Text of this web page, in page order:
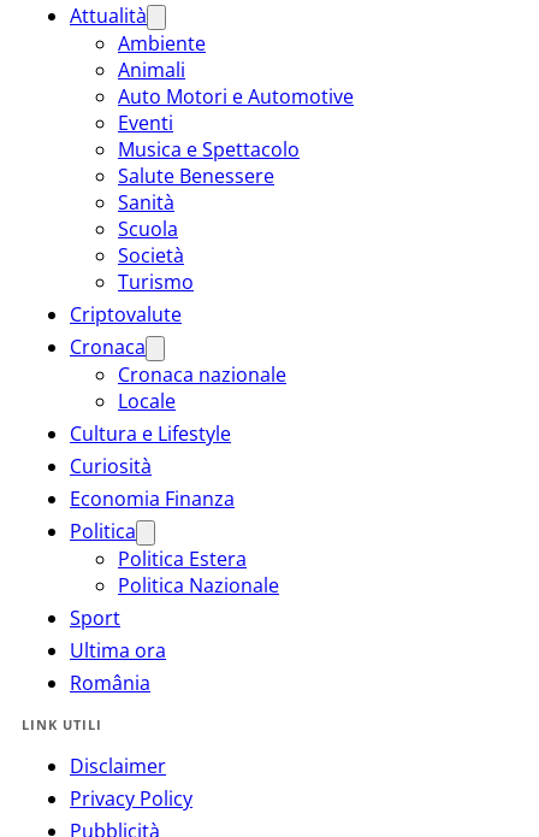
Attualità
Ambiente
Animali
Auto Motori e Automotive
Eventi
Musica e Spettacolo
Salute Benessere
Sanità
Scuola
Società
Turismo
Criptovalute
Cronaca
Cronaca nazionale
Locale
Cultura e Lifestyle
Curiosità
Economia Finanza
Politica
Politica Estera
Politica Nazionale
Sport
Ultima ora
România
LINK UTILI
Disclaimer
Privacy Policy
Pubblicità